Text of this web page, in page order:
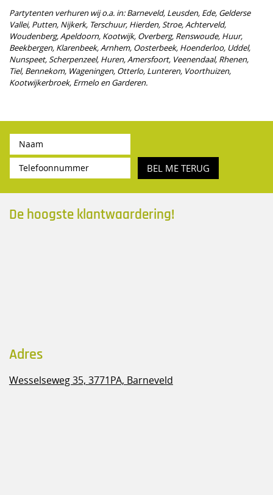
Partytenten verhuren wij o.a. in: Barneveld, Leusden, Ede, Gelderse
Vallei, Putten, Nijkerk, Terschuur, Hierden, Stroe, Achterveld,
Woudenberg, Apeldoorn, Kootwijk, Overberg, Renswoude, Huur,
Beekbergen, Klarenbeek, Arnhem, Oosterbeek, Hoenderloo, Uddel,
Nunspeet, Scherpenzeel, Huren, Amersfoort, Veenendaal, Rhenen,
Tiel, Bennekom, Wageningen, Otterlo, Lunteren, Voorthuizen,
Kootwijkerbroek, Ermelo en Garderen.
BEL ME TERUG
De hoogste klantwaardering!
Adres
Wesselseweg 35, 3771PA, Barneveld